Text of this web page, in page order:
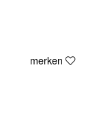
merken